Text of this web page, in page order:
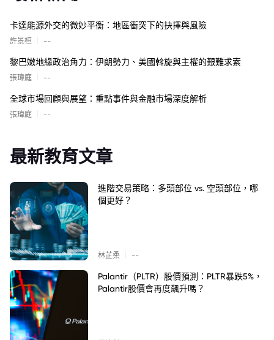
卡達能源外交的微妙平衡：地區衝突下的抉擇與風險
許景桓 --
黎巴嫩地緣政治角力：伊朗勢力、美國斡旋與主權的艱難求索
張瑋庭 --
全球市場回顧與展望：重點事件與金融市場深度解析
張瑋庭 --
最新教育文章
進階交易策略：多頭部位 vs. 空頭部位，哪
個更好？
林芷柔 --
Palantir（PLTR）股價預測：PLTR暴跌5%，
Palantir股價會再度飆升嗎？